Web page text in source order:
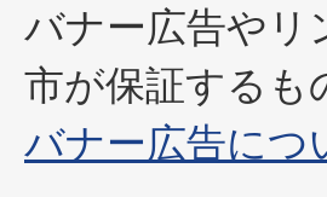
バナー広告やリ
市が保証するも
バナー広告につ